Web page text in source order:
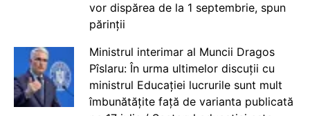
vor dispărea de la 1 septembrie, spun
părinții
Ministrul interimar al Muncii Dragos
Pîslaru: În urma ultimelor discuții cu
ministrul Educației lucrurile sunt mult
îmbunătățite față de varianta publicată